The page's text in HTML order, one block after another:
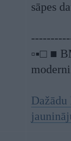
sāpes
▫▪□ ■